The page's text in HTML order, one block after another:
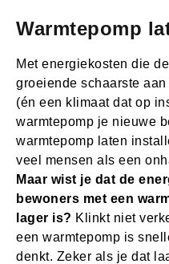
Warmtepomp
Met energiekosten die
groeiende schaarste
(én een klimaat dat op
warmtepomp je nieuwe
warmtepomp laten
veel mensen als een
Maar wist je dat de
bewoners met een
lager is? Klinkt niet
een warmtepomp is
denkt. Zeker als je dat